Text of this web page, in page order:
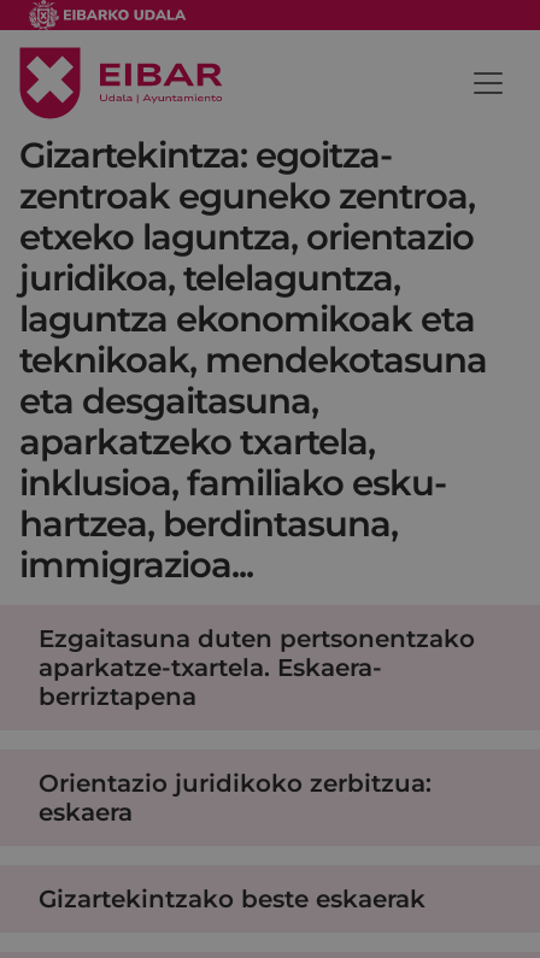
Gizartekintza: egoitza-
zentroak eguneko zentroa,
etxeko laguntza, orientazio
juridikoa, telelaguntza,
laguntza ekonomikoak eta
teknikoak, mendekotasuna
eta desgaitasuna,
aparkatzeko txartela,
inklusioa, familiako esku-
hartzea, berdintasuna,
immigrazioa...
Ezgaitasuna duten pertsonentzako
aparkatze-txartela. Eskaera-
berriztapena
Orientazio juridikoko zerbitzua:
eskaera
Gizartekintzako beste eskaerak